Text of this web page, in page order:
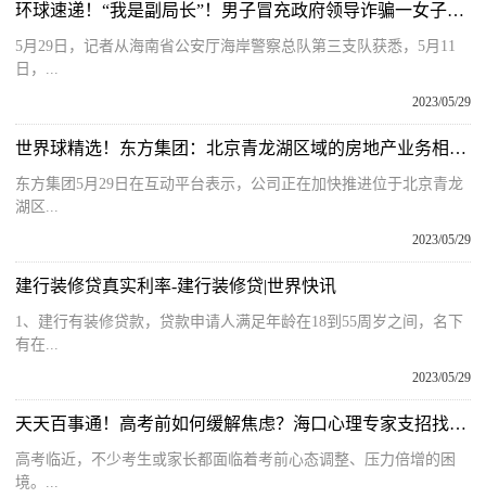
环球速递！“我是副局长”！男子冒充政府领导诈骗一女子180余万元！海南警方抓住他了！
5月29日，记者从海南省公安厅海岸警察总队第三支队获悉，5月11
日，...
2023/05/29
世界球精选！东方集团：北京青龙湖区域的房地产业务相关部分资产处置预计年内会有实质性进展
东方集团5月29日在互动平台表示，公司正在加快推进位于北京青龙
湖区...
2023/05/29
建行装修贷真实利率-建行装修贷|世界快讯
1、建行有装修贷款，贷款申请人满足年龄在18到55周岁之间，名下
有在...
2023/05/29
天天百事通！高考前如何缓解焦虑？海口心理专家支招找回“平常心”
高考临近，不少考生或家长都面临着考前心态调整、压力倍增的困
境。...